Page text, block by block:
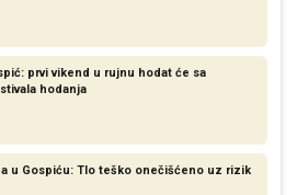
prvi vikend u rujnu hodat će sa
hodanja
u Gospiću: Tlo teško onečišćeno uz rizik